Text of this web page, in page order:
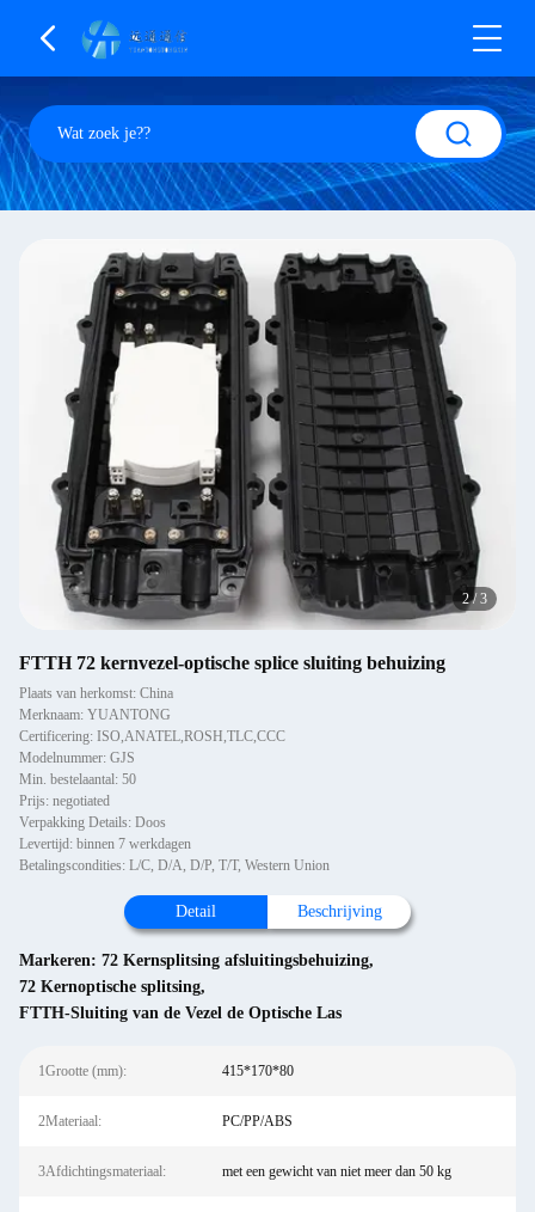
2/3
FTTH 72 kernvezel-optische splice sluiting behuizing
Plaats van herkomst: China
Merknaam: YUANTONG
Certificering: ISO,ANATEL,ROSH,TLC,CCC
Modelnummer: GJS
Min. bestelaantal: 50
Prijs: negotiated
Verpakking Details: Doos
Levertijd: binnen 7 werkdagen
Betalingscondities: L/C, D/A, D/P, T/T, Western Union
Detail Beschrijving
Markeren: 72 Kernsplitsing afsluitingsbehuizing,
72 Kernoptische splitsing,
FTTH-Sluiting van de Vezel de Optische Las
1Grootte (mm): 415*170*80
2Materiaal: PC/PP/ABS
3Afdichtingsmateriaal: met een gewicht van niet meer dan 50 kg